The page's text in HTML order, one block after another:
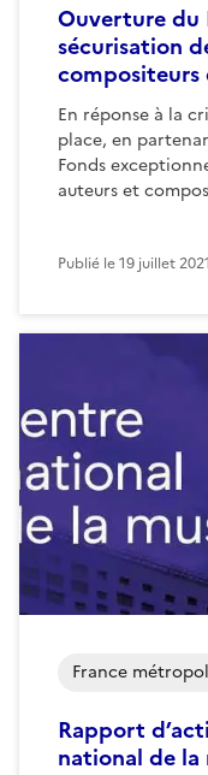
Ouverture du
sécurisation
compositeurs
En réponse à la
place, en
Fonds
auteurs et
Publié le19 juillet 2021
Rapport
national de la
France